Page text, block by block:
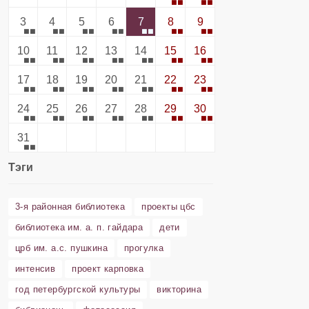
3 4 5 6 7 8 9
10 11 12 13 14 15 16
17 18 19 20 21 22 23
24 25 26 27 28 29 30
31
Тэги
3-я районная библиотека
проекты цбс
библиотека им. а. п. гайдара
дети
црб им. а.с. пушкина
прогулка
интенсив
проект карповка
год петербургской культуры
викторина